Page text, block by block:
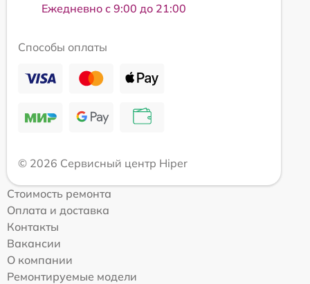
Ежедневно с 9:00 до 21:00
Способы оплаты
© 2026 Сервисный центр Hiper
Стоимость ремонта
Оплата и доставка
Контакты
Вакансии
О компании
Ремонтируемые модели